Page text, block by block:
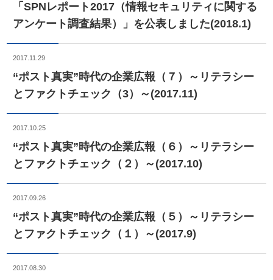
「SPNレポート2017（情報セキュリティに関する
アンケート調査結果）」を公表しました(2018.1)
“ポスト真実”時代の企業広報（７）～リテラシー
とファクトチェック（3）～(2017.11)
2017.11.29
“ポスト真実”時代の企業広報（６）～リテラシー
とファクトチェック（２）～(2017.10)
2017.10.25
“ポスト真実”時代の企業広報（５）～リテラシー
とファクトチェック（１）～(2017.9)
2017.09.26
2017.08.30